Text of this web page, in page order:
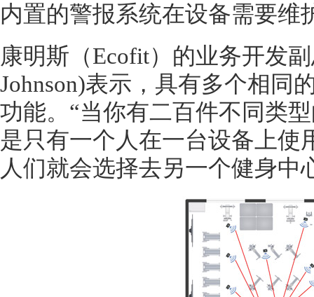
内置的警报系统在设备需要维
康明斯（Ecofit）的业务开发
Johnson)表示，具有多个相同
功能。“当你有二百件不同类
是只有一个人在一台设备上使
人们就会选择去另一个健身中